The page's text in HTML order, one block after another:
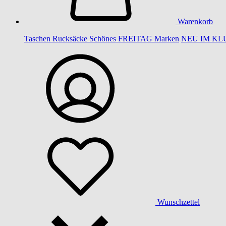
Warenkorb
Taschen Rucksäcke Schönes FREITAG Marken NEU IM
Wunschzettel